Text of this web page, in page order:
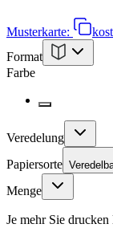
Musterkarte:
Format
Farbe
Veredelung
Papiersorte
Menge
Je mehr Sie